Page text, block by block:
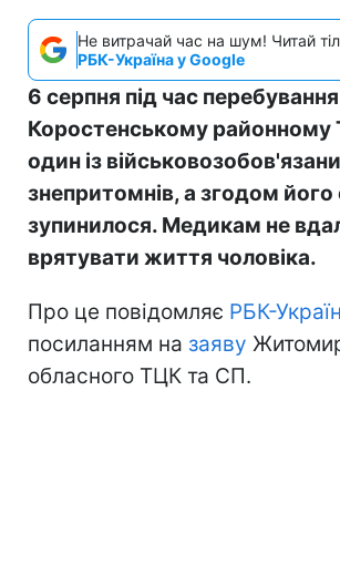
Не витрачай час на шум! Читай
РБК-Україна у Google
6 серпня під час
Коростенському
один із
знепритомнів, а згодом його
зупинилося. Медикам не
врятувати життя чоловіка.
Про це повідомляє РБК-
посиланням на заяву
обласного ТЦК та СП.